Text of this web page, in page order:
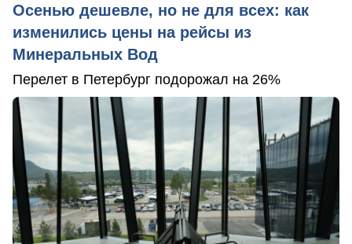
Осенью дешевле, но не для всех: как
изменились цены на рейсы из
Минеральных Вод
Перелет в Петербург подорожал на 26%